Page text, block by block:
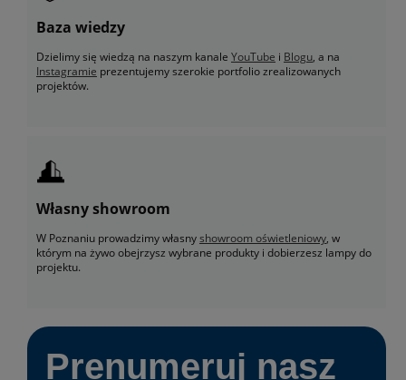
Baza wiedzy
Dzielimy się wiedzą na naszym kanale YouTube i Blogu, a na
Instagramie prezentujemy szerokie portfolio zrealizowanych
projektów.
Własny showroom
W Poznaniu prowadzimy własnyshowroom oświetleniowy, w
którym na żywo obejrzysz wybrane produkty i dobierzesz lampy do
projektu.
Prenumeruj nasz